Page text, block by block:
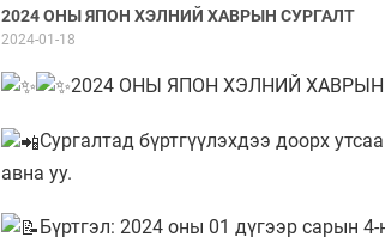
2024 ОНЫ ЯПОН ХЭЛНИЙ ХАВРЫН СУРГАЛТ
2024-01-18
2024 ОНЫ ЯПОН ХЭЛНИЙ ХАВРЫН
Сургалтад бүртгүүлэхдээ доорх
авна уу.
Бүртгэл: 2024 оны 01 дүгээр сарын